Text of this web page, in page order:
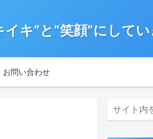
キ”と”笑顔”にして
お問い合わせ